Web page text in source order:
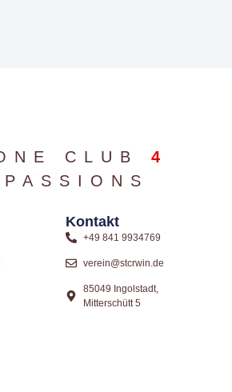
CLUB
4
PASSIONS
Kontakt
+49 841 9934769
verein@stcrwin.de
85049 Ingolstadt,
Mitterschütt 5